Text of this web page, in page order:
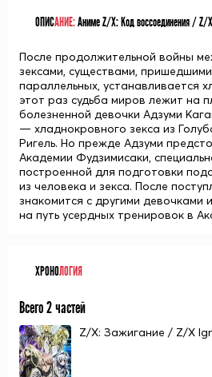
ОПИСАНИЕ:Аниме Z/X: Код воссоединения / Z/
После продолжительной войны
зексами, существами,
параллельных, устанавливается
этот раз судьба миров лежит на
болезненной девочки Адзуми
— хладнокровного зекса из
Ригель. Но прежде Адзуми
Академии Фудзимисаки,
построенной для подготовки
из человека и зекса. После
знакомится с другими девочками
на путь усердных тренировок в
ХРОНОЛОГИЯ
Всего 2 частей
Z/X: Зажигание / Z/X